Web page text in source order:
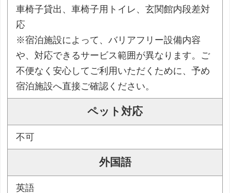
車椅子貸出、車椅子用トイレ、玄関館内段差対
応
※宿泊施設によって、バリアフリー設備内容
や、対応できるサービス範囲が異なります。ご
不便なく安心してご利用いただくために、予め
宿泊施設へ直接ご確認ください。
ペット対応
不可
外国語
英語